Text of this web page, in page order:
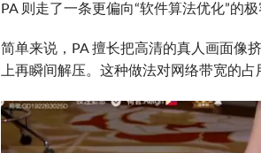
PA 则走了一条更偏向“软件算法优化”的
简单来说，PA 擅长把高清的真人画面像
上再瞬间解压。这种做法对网络带宽的占